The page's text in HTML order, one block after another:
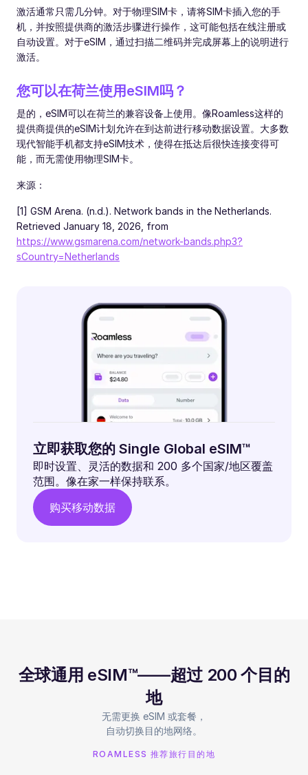
激活通常只需几分钟。对于物理SIM卡，请将SIM卡插入您的手
机，并按照提供商的激活步骤进行操作，这可能包括在线注册或
自动设置。对于eSIM，通过扫描二维码并完成屏幕上的说明进行
激活。
您可以在荷兰使用eSIM吗？
是的，eSIM可以在荷兰的兼容设备上使用。像Roamless这样的
提供商提供的eSIM计划允许在到达前进行移动数据设置。大多数
现代智能手机都支持eSIM技术，使得在抵达后很快连接变得可
能，而无需使用物理SIM卡。
来源：
[1] GSM Arena. (n.d.). Network bands in the Netherlands.
Retrieved January 18, 2026, from
https://www.gsmarena.com/network-bands.php3?
sCountry=Netherlands
立即获取您的 Single Global eSIM™
即时设置、灵活的数据和 200 多个国家/地区覆盖
范围。像在家一样保持联系。
购买移动数据
全球通用 eSIM™——超过 200 个目的
地
无需更换 eSIM 或套餐，
自动切换目的地网络。
ROAMLESS 推荐旅行目的地